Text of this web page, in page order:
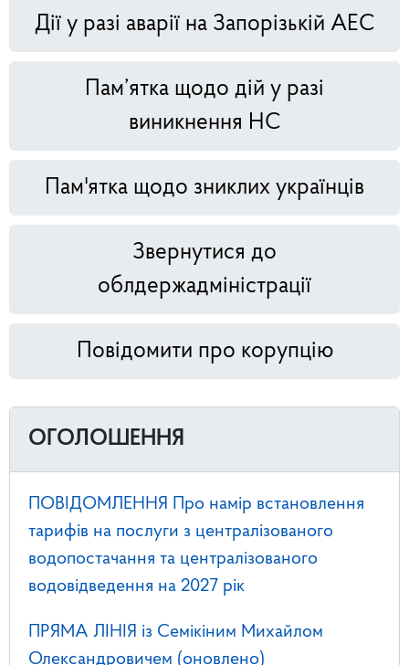
Дії у разі аварії на Запорізькій АЕС
Пам’ятка щодо дій у разі
виникнення НС
Пам'ятка щодо зниклих українців
Звернутися до
облдержадміністрації
Повідомити про корупцію
ОГОЛОШЕННЯ
ПОВІДОМЛЕННЯ Про намір встановлення
тарифів на послуги з централізованого
водопостачання та централізованого
водовідведення на 2027 рік
ПРЯМА ЛІНІЯ із Семікіним Михайлом
Олександровичем (оновлено)